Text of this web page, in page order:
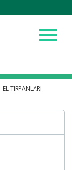
menu
EL TIRPANLARI